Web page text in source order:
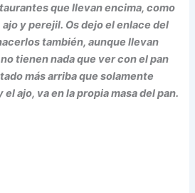
que llevan encima, como
y perejil. Os dejo el enlace del
también, aunque llevan
tienen nada que ver con el pan
más arriba que solamente
ajo, va en la propia masa del pan.